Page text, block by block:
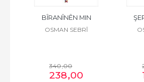
BÎRANÎNÊN MIN
OSMAN SEBRÎ
340,00
238,00